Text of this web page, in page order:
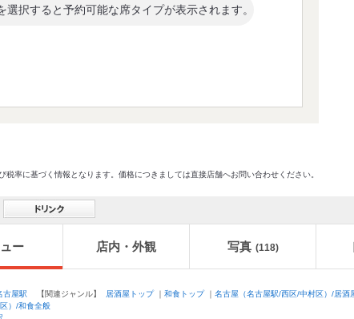
選択すると予約可能な席タイプが表示されます。
率に基づく情報となります。価格につきましては直接店舗へお問い合わせください。
ー 店内・外観 写真 (118)
古屋駅 【関連ジャンル】 居酒屋トップ｜ 和食トップ｜ 名古屋（名古屋駅/西区/中村区）/居酒
）/和食全般